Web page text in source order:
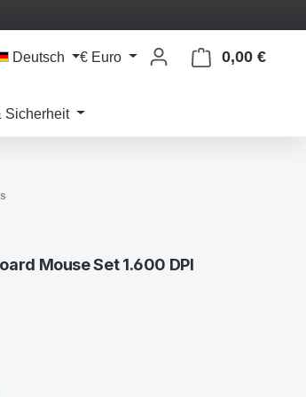
Deutsch € Euro 0,00 €
Sicherheit
Mouse Set 1.600 DPI